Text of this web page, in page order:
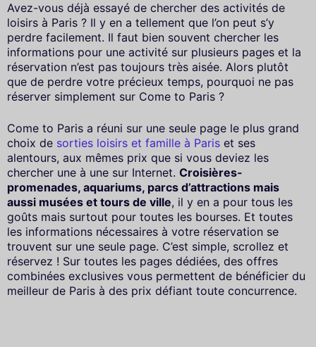
Avez-vous déjà essayé de chercher des activités de
loisirs à Paris ? Il y en a tellement que l’on peut s’y
perdre facilement. Il faut bien souvent chercher les
informations pour une activité sur plusieurs pages et la
réservation n’est pas toujours très aisée. Alors plutôt
que de perdre votre précieux temps, pourquoi ne pas
réserver simplement sur Come to Paris ?
Come to Paris a réuni sur une seule page le plus grand
choix de sorties loisirs et famille à Paris et ses
alentours, aux mêmes prix que si vous deviez les
chercher une à une sur Internet. Croisières-
promenades, aquariums, parcs d’attractions mais
aussi musées et tours de ville, il y en a pour tous les
goûts mais surtout pour toutes les bourses. Et toutes
les informations nécessaires à votre réservation se
trouvent sur une seule page. C’est simple, scrollez et
réservez ! Sur toutes les pages dédiées, des offres
combinées exclusives vous permettent de bénéficier du
meilleur de Paris à des prix défiant toute concurrence.